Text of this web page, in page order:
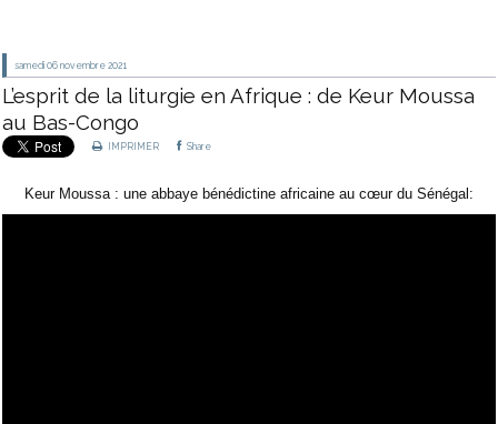
samedi 06 novembre 2021
L’esprit de la liturgie en Afrique : de Keur Moussa
au Bas-Congo
IMPRIMER Share
Keur Moussa : une abbaye bénédictine africaine au cœur du Sénégal: